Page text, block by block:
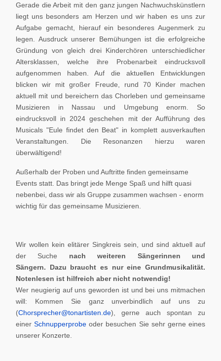
Gerade die Arbeit mit den ganz jungen Nachwuchskünstlern
liegt uns besonders am Herzen und wir haben es uns zur
Aufgabe gemacht, hierauf ein besonderes Augenmerk zu
legen. Ausdruck unserer Bemühungen ist die erfolgreiche
Gründung von gleich drei Kinderchören unterschiedlicher
Altersklassen, welche ihre Probenarbeit eindrucksvoll
aufgenommen haben. Auf die aktuellen Entwicklungen
blicken wir mit großer Freude, rund 70 Kinder machen
aktuell mit und bereichern das Chorleben und gemeinsame
Musizieren in Nassau und Umgebung enorm. So
eindrucksvoll in 2024 geschehen mit der Aufführung des
Musicals "Eule findet den Beat" in komplett ausverkauften
Veranstaltungen. Die Resonanzen hierzu waren
überwältigend!
Außerhalb der Proben und Auftritte finden gemeinsame
Events statt. Das bringt jede Menge Spaß und hilft quasi
nebenbei, dass wir als Gruppe zusammen wachsen - enorm
wichtig für das gemeinsame Musizieren.
Wir wollen kein elitärer Singkreis sein, und sind aktuell auf
der Suche nach weiteren Sängerinnen und
Sängern. Dazu braucht es nur eine Grundmusikalität.
Notenlesen ist hilfreich aber nicht notwendig!
Wer neugierig auf uns geworden ist und bei uns mitmachen
will: Kommen Sie ganz unverbindlich auf uns zu
(Chorsprecher@tonartisten.de), gerne auch spontan zu
einerSchnupperprobe oder besuchen Sie sehr gerne eines
unserer Konzerte.